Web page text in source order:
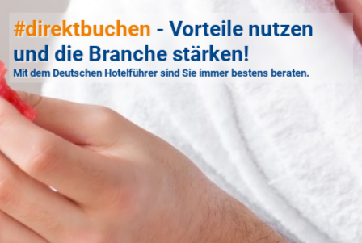
#direktbuchen - Vorteile nutzen
und die Branche stärken!
Mit dem Deutschen Hotelführer sind Sie immer bestens beraten.